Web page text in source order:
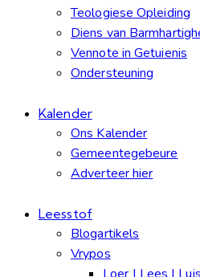
Teologiese Opleiding
Diens van
Vennote in Getuienis
Ondersteuning
Kalender
Ons Kalender
Gemeentegebeure
Adverteer hier
Leesstof
Blogartikels
Vrypos